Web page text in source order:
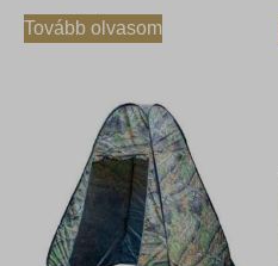
Tovább olvasom